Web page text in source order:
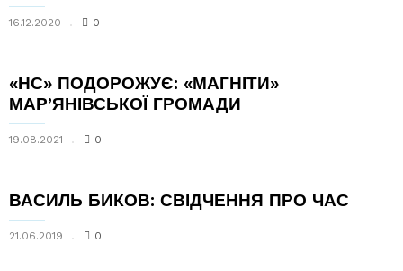
16.12.2020 0
«НС» ПОДОРОЖУЄ: «МАГНІТИ»
МАР’ЯНІВСЬКОЇ ГРОМАДИ
19.08.2021 0
ВАСИЛЬ БИКОВ: СВІДЧЕННЯ ПРО ЧАС
21.06.2019 0